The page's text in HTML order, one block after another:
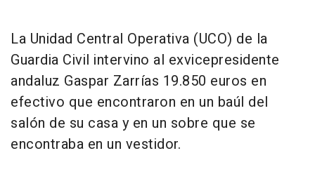
La Unidad Central Operativa (UCO) de la
Guardia Civil intervino al exvicepresidente
andaluz Gaspar Zarrías 19.850 euros en
efectivo que encontraron en un baúl del
salón de su casa y en un sobre que se
encontraba en un vestidor.